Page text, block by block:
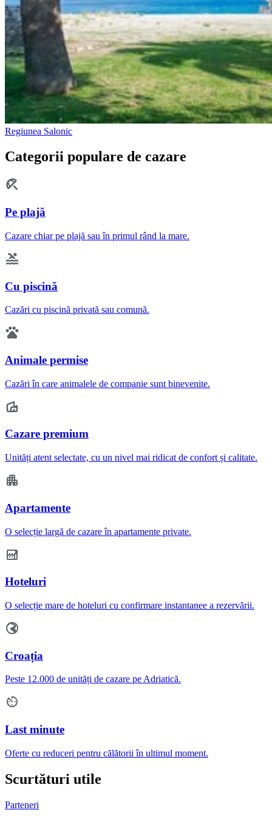
Regiunea Salonic
Categorii populare de cazare
Pe plajă
Cazare chiar pe plajă sau în primul rând la mare.
Cu piscină
Cazări cu piscină privată sau comună.
Animale permise
Cazări în care animalele de companie sunt binevenite.
Cazare premium
Unități atent selectate, cu un nivel mai ridicat de confort și calitate.
Apartamente
O selecție largă de cazare în apartamente private.
Hoteluri
O selecție mare de hoteluri cu confirmare instantanee a rezervării.
Croația
Peste 12.000 de unități de cazare pe Adriatică.
Last minute
Oferte cu reduceri pentru călătorii în ultimul moment.
Scurtături utile
Parteneri